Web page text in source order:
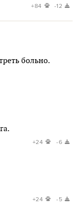
+84 -12
больно.
+24 -6
+24 -5